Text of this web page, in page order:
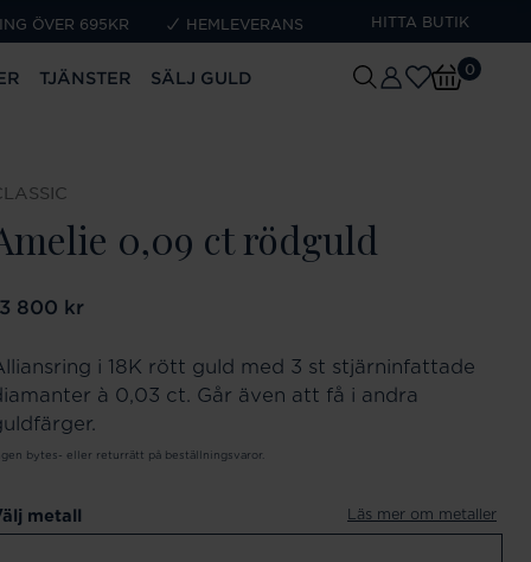
ÖVER 695KR HEMLEVERANS HITTA BUTIK
TJÄNSTER SÄLJ GULD 0
0,09 ct rödguld
:13 800 kr
800 kr
i 18K rött guld med 3 st stjärninfattade
à 0,03 ct. Går även att få i andra
bytes- eller returrätt på beställningsvaror.
metall Läs mer om metaller